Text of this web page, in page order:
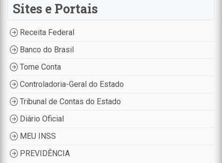
Sites e Portais
Receita Federal
Banco do Brasil
Tome Conta
Controladoria-Geral do Estado
Tribunal de Contas do Estado
Diário Oficial
MEU INSS
PREVIDÊNCIA